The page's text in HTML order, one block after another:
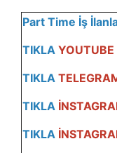
Part Time İş
TIKLA YOUTUBE
TIKLA
TIKLA
TIKLA